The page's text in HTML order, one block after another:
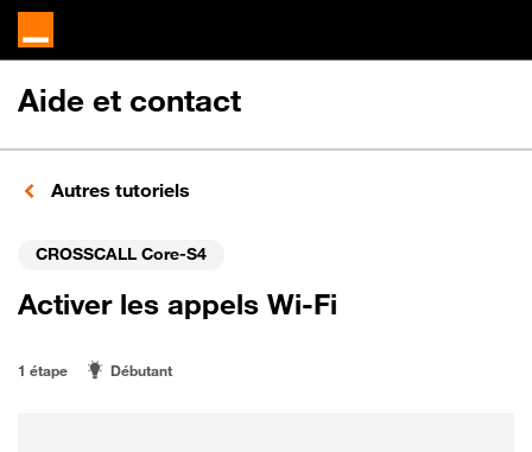
Aide et contact
Autres tutoriels
CROSSCALL Core-S4
Activer les appels Wi-Fi
1 étape Débutant